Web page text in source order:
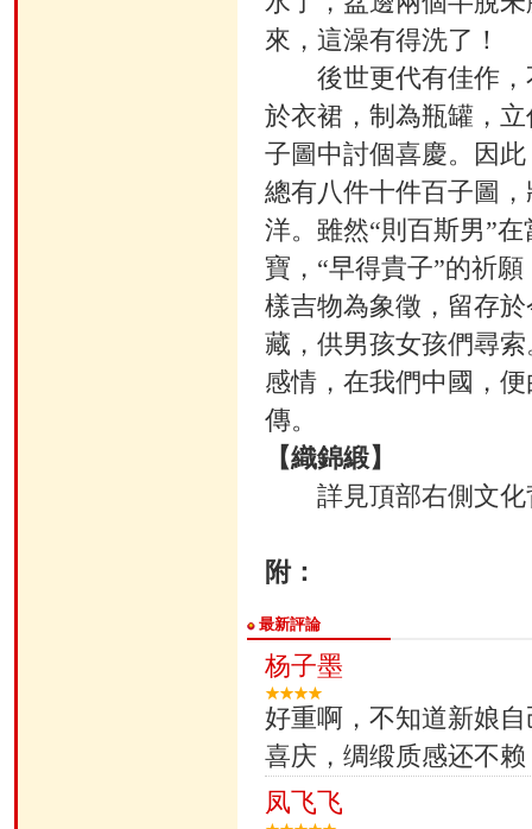
來，這澡有得洗了！
後世更代有佳作，
於衣裙，制為瓶罐，
子圖中討個喜慶。因
總有八件十件百子圖
洋。雖然“則百斯男”
寶，“早得貴子”的祈
樣吉物為象徵，留存
藏，供男孩女孩們尋
感情，在我們中國，
傳。
【織錦緞】
詳見頂部右側文
附：
最新評論
杨子墨
好重啊，不知道新娘
喜庆，绸缎质感还不
凤飞飞